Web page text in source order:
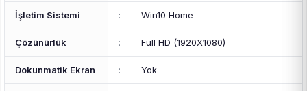
İşletim Sistemi : Win10 Home
Çözünürlük : Full HD (1920X1080)
Dokunmatik Ekran : Yok